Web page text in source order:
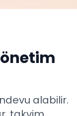
alabilir.